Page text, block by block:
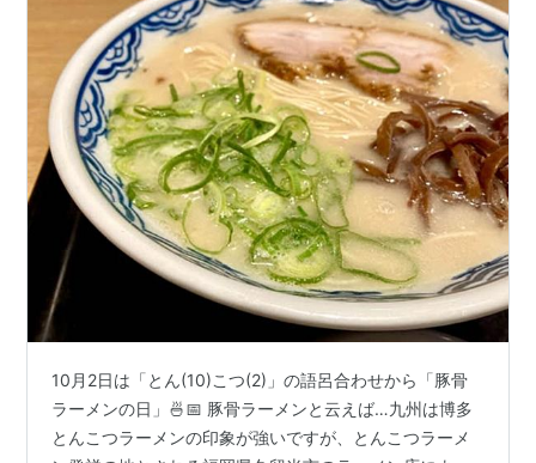
2005-10-02
2006-10-02
2007-10-02
2008-10-02
2009-10-02
2010-10-02
参照
10月2日 - Wikipedia
10月2日 今日は何の日〜毎日が記念日〜
1002.htm
http://www.d4.dion.ne.jp/~warapon/data04/death
-1002.htm
10月2日は「とん(10)こつ(2)」の語呂合わせから「豚骨
ラーメンの日」🍜📅 豚骨ラーメンと云えば…九州は博多
とんこつラーメンの印象が強いですが、とんこつラーメ